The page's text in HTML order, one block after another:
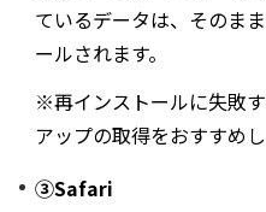
ているデータは、そのま
ールされます。
※再インストールに失敗
アップの取得をおすすめし
③Safari